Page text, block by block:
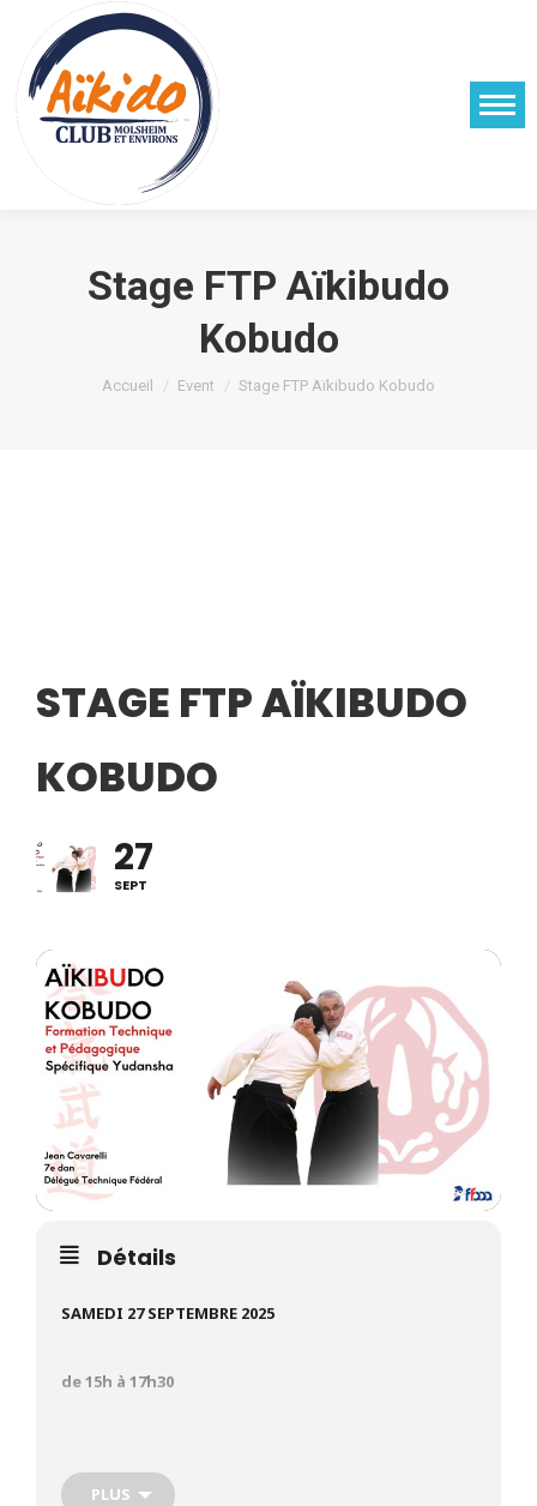
Stage FTP Aïkibudo
Kobudo
Vous êtes ici :
Accueil Event Stage FTP Aïkibudo Kobudo
STAGE FTP AÏKIBUDO
KOBUDO
27
SEPT
Détails
SAMEDI 27 SEPTEMBRE 2025
de 15h à 17h30
Jaurès,
PLUS